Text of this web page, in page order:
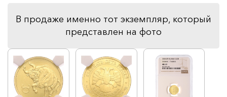
В продаже именно тот экземпляр, который
представлен на фото